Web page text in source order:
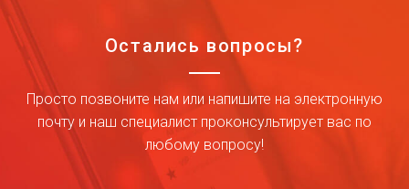
Остались вопросы?
Просто позвоните нам или напишите на электронную
почту и наш специалист проконсультирует вас по
любому вопросу!